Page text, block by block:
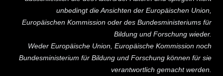
unbedingt die Ansichten der Europäischen Union,
Europäischen Kommission oder des Bundesministeriums für
Bildung und Forschung wieder.
Weder Europäische Union, Europäische Kommission noch
Bundesministerium für Bildung und Forschung können für sie
verantwortlich gemacht werden.